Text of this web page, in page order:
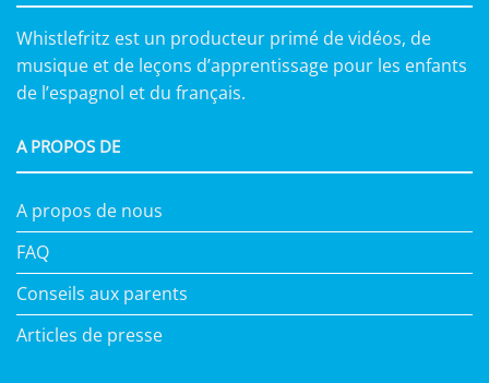
Whistlefritz est un producteur primé de vidéos, de
musique et de leçons d’apprentissage pour les enfants
de l’espagnol et du français.
A PROPOS DE
A propos de nous
FAQ
Conseils aux parents
Articles de presse